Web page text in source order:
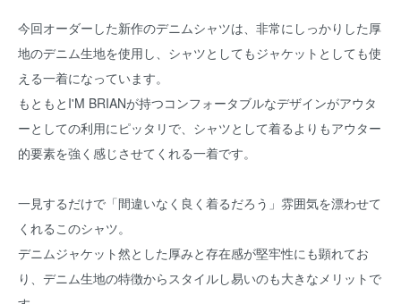
今回オーダーした新作のデニムシャツは、非常にしっかりした厚
地のデニム生地を使用し、シャツとしてもジャケットとしても使
える一着になっています。
もともとI'M BRIANが持つコンフォータブルなデザインがアウタ
ーとしての利用にピッタリで、シャツとして着るよりもアウター
的要素を強く感じさせてくれる一着です。
一見するだけで「間違いなく良く着るだろう」雰囲気を漂わせて
くれるこのシャツ。
デニムジャケット然とした厚みと存在感が堅牢性にも顕れてお
り、デニム生地の特徴からスタイルし易いのも大きなメリットで